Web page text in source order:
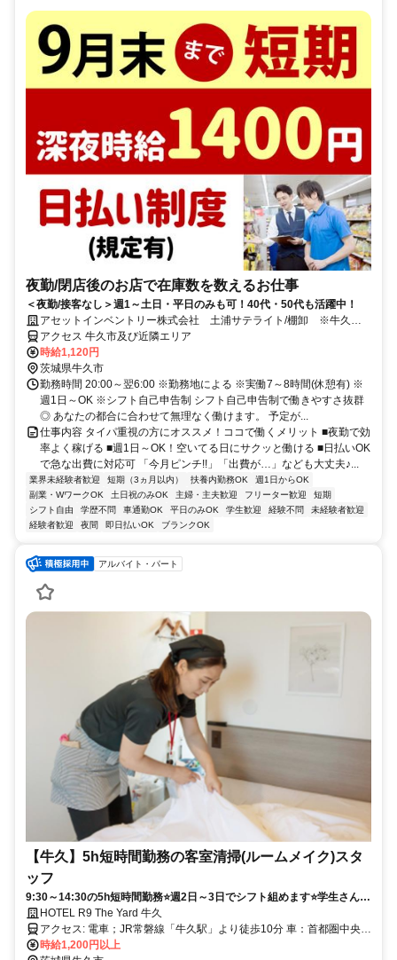
夜勤/閉店後のお店で在庫数を数えるお仕事
＜夜勤/接客なし＞週1～土日・平日のみも可！40代・50代も活躍中！
アセットインベントリー株式会社 土浦サテライト/棚卸 ※牛久エ
リア管轄
アクセス 牛久市及び近隣エリア
時給1,120円
茨城県牛久市
勤務時間 20:00～翌6:00 ※勤務地による ※実働7～8時間(休憩有) ※
週1日～OK ※シフト自己申告制 シフト自己申告制で働きやすさ抜群
◎ あなたの都合に合わせて無理なく働けます。 予定が...
仕事内容 タイパ重視の方にオススメ！ココで働くメリット ■夜勤で効
率よく稼げる ■週1日～OK！空いてる日にサクッと働ける ■日払いOK
で急な出費に対応可 「今月ピンチ!!」「出費が…」なども大丈夫♪...
業界未経験者歓迎 短期（3ヵ月以内） 扶養内勤務OK
週1日からOK
副業・WワークOK
土日祝のみOK 主婦・主夫歓迎 フリーター歓迎
短期
シフト自由
学歴不問 車通勤OK 平日のみOK 学生歓迎 経験不問
未経験者歓迎
経験者歓迎
夜間 即日払いOK ブランクOK
アルバイト・パート
【牛久】5h短時間勤務の客室清掃(ルームメイク)スタ
ッフ
9:30～14:30の5h短時間勤務⭐週2日～3日でシフト組めます⭐学生さんも
OK！裏方として黙々と働けます
HOTEL R9 The Yard 牛久
アクセス: 電車；JR常磐線「牛久駅」より徒歩10分 車：首都圏中央連
絡自動車道「つくば牛久IC」 より車で10分、「牛久阿見IC」より車
時給1,200円以上